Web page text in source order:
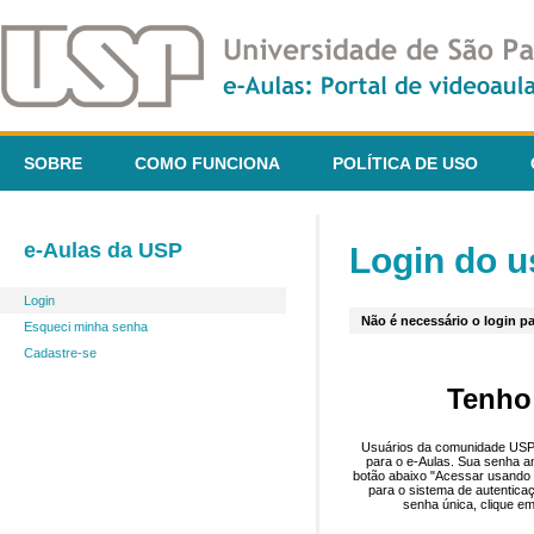
SOBRE COMO FUNCIONA POLÍTICA DE USO
e-Aulas da USP
Login
Esqueci minha senha
Cadastre-se
Login do
Não é necessário o login
Usuários da comunidade
para o e-Aulas. Sua senha
botão abaixo "Acessar
para o sistema de
senha única, clique